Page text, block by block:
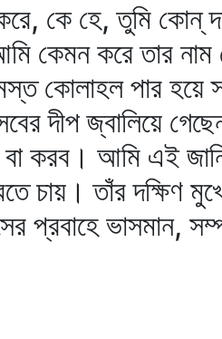
করে, কে হে, তুমি
কেমন করে তার
কোলাহল পার হয়ে
দীপ জ্বালিয়ে
করব। আমি এই
চায়। তাঁর
প্রবাহে ভাসমান,